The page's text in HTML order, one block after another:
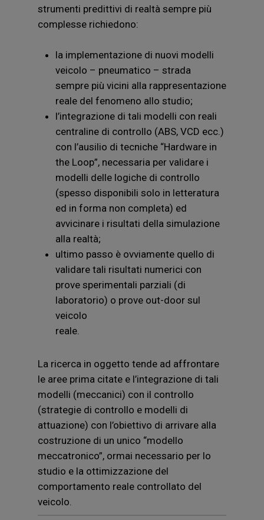
strumenti predittivi di realtà sempre più
complesse richiedono:
la implementazione di nuovi modelli
veicolo – pneumatico – strada
sempre più vicini alla rappresentazione
reale del fenomeno allo studio;
l’integrazione di tali modelli con reali
centraline di controllo (ABS, VCD ecc.)
con l’ausilio di tecniche “Hardware in
the Loop”, necessaria per validare i
modelli delle logiche di controllo
(spesso disponibili solo in letteratura
ed in forma non completa) ed
avvicinare i risultati della simulazione
alla realtà;
ultimo passo è ovviamente quello di
validare tali risultati numerici con
prove sperimentali parziali (di
laboratorio) o prove out-door sul
veicolo
reale.
La ricerca in oggetto tende ad affrontare
le aree prima citate e l’integrazione di tali
modelli (meccanici) con il controllo
(strategie di controllo e modelli di
attuazione) con l’obiettivo di arrivare alla
costruzione di un unico “modello
meccatronico”, ormai necessario per lo
studio e la ottimizzazione del
comportamento reale controllato del
veicolo.